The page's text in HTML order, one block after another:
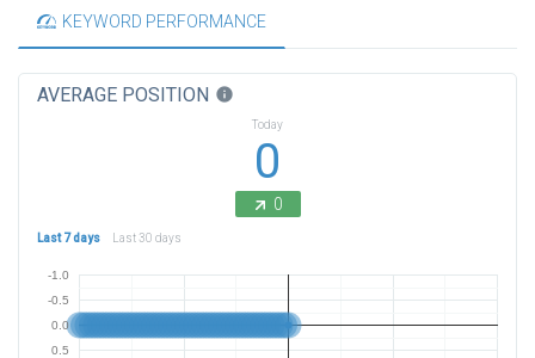
KEYWORD PERFORMANCE
AVERAGE POSITION info
Today
0
0
Last 7 days Last 30 days
-1.0
-0.5
0.0
0.5